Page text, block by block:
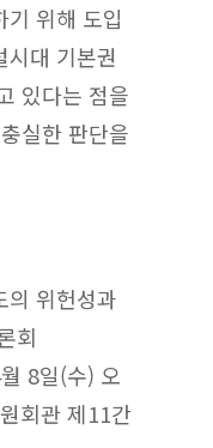
위해 도입
대 기본권
있다는 점을
실한 판단을
의 위헌성과
회
8일(수) 오
회관 제11간